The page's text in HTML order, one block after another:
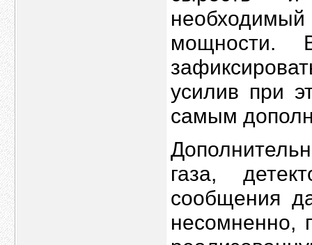
мощности.
усилив при
самым
газа,
сообщения
несомненно,